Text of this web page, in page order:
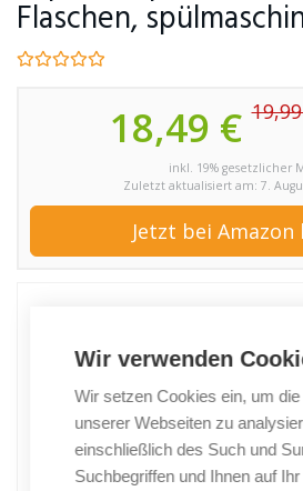
Flaschen,
18,49 €
inkl. 19% gesetzlicher
Zuletzt aktualisiert am: 7.
Jetzt bei Amazon
Wir verwenden
Wir setzen Cookies ein, um
unserer Webseiten zu
einschließlich des Such und
Suchbegriffen und Ihnen auf Ihr